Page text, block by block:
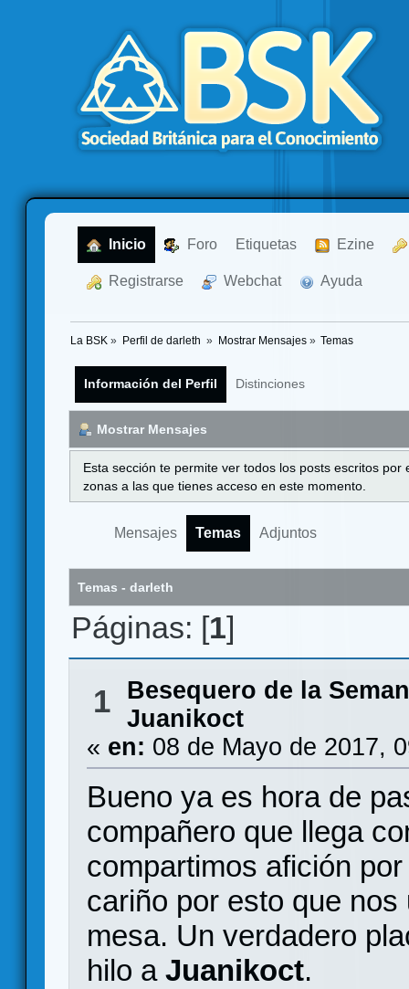
Inicio Foro Etiquetas Ezine
Registrarse Webchat Ayuda
La BSK » Perfil de darleth » Mostrar Mensajes» Temas
Información del Perfil Distinciones
Mostrar Mensajes
Esta sección te permite ver todos los posts escritos
zonas a las que tienes acceso en este momento.
Mensajes Temas Adjuntos
Temas - darleth
Páginas: [1]
1
Besequero de la
Juanikoct
« en: 08 de Mayo de 2017,
Bueno ya es hora de
compañero que llega
compartimos afición
cariño por esto que
mesa. Un verdadero
hilo aJuanikoct.